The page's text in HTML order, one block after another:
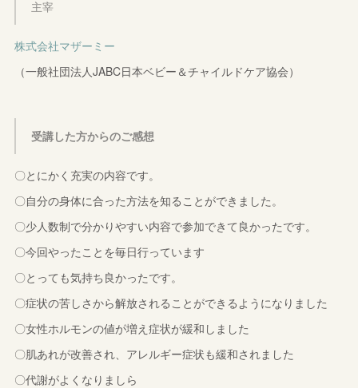
主宰
株式会社マザーミー
（一般社団法人JABC日本ベビー＆チャイルドケア協会）
受講した方からのご感想
〇とにかく充実の内容です。
〇自分の身体に合った方法を知ることができました。
〇少人数制で分かりやすい内容で参加できて良かったです。
〇今回やったことを毎日行っています
〇とっても気持ち良かったです。
〇症状の苦しさから解放されることができるようになりました
〇女性ホルモンの値が増え症状が緩和しました
〇肌あれが改善され、アレルギー症状も緩和されました
〇代謝がよくなりましら